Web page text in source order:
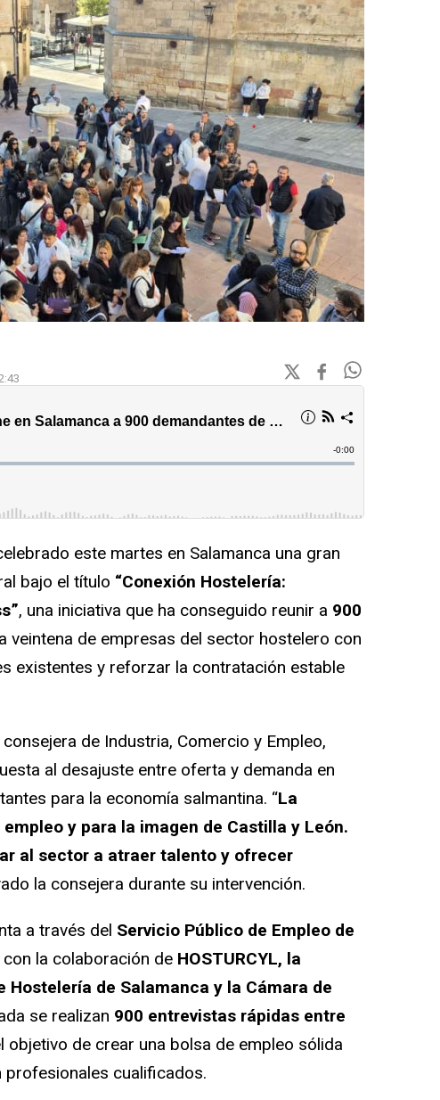
este martes en Salamanca una gran
bajo el título “Conexión Hostelería:
, una iniciativa que ha conseguido reunir a 900
veintena de empresas del sector hostelero con
existentes y reforzar la contratación estable
de Industria, Comercio y Empleo,
al desajuste entre oferta y demanda en
para la economía salmantina. “La
y para la imagen de Castilla y León.
al sector a atraer talento y ofrecer
la consejera durante su intervención.
a través del Servicio Público de Empleo de
con la colaboración de HOSTURCYL, la
Hostelería de Salamanca y la Cámara de
se realizan 900 entrevistas rápidas entre
objetivo de crear una bolsa de empleo sólida
cualificados.